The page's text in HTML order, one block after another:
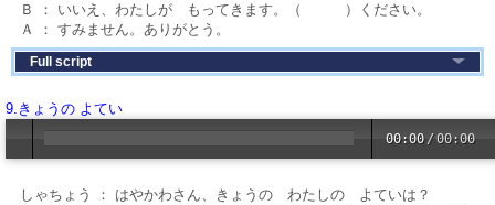
Ｂ ： いいえ、わたしが もってきます。（ ）ください。
Ａ ： すみません。ありがとう。
Full script
9.きょうの よてい
00:00 /00:00
しゃちょう ： はやかわさん、きょうの わたしの よていは？